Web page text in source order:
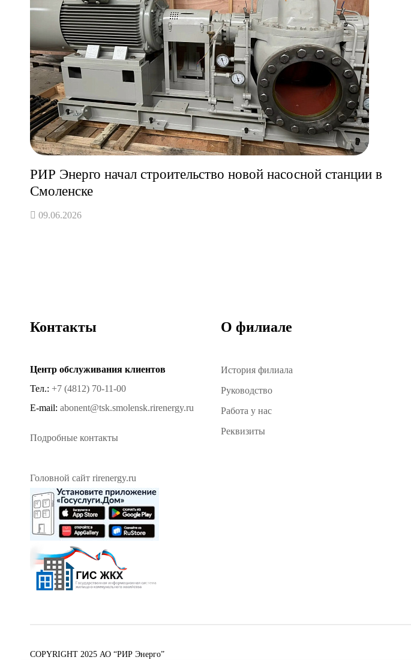
РИР Энерго начал строительство новой насосной станции в
Смоленске
09.06.2026
Контакты
Центр обслуживания клиентов
Тел.: +7 (4812) 70-11-00
E-mail: abonent@tsk.smolensk.rirenergy.ru
Подробные контакты
Головной сайт rirenergy.ru
О филиале
История филиала
Руководство
Работа у нас
Реквизиты
COPYRIGHT 2025 АО “РИР Энерго”